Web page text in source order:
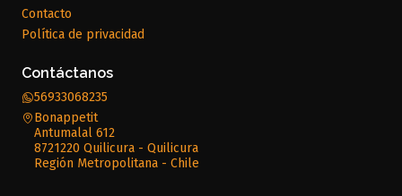
Contacto
Política de privacidad
Contáctanos
56933068235
Bonappetit
Antumalal 612
8721220 Quilicura - Quilicura
Región Metropolitana - Chile